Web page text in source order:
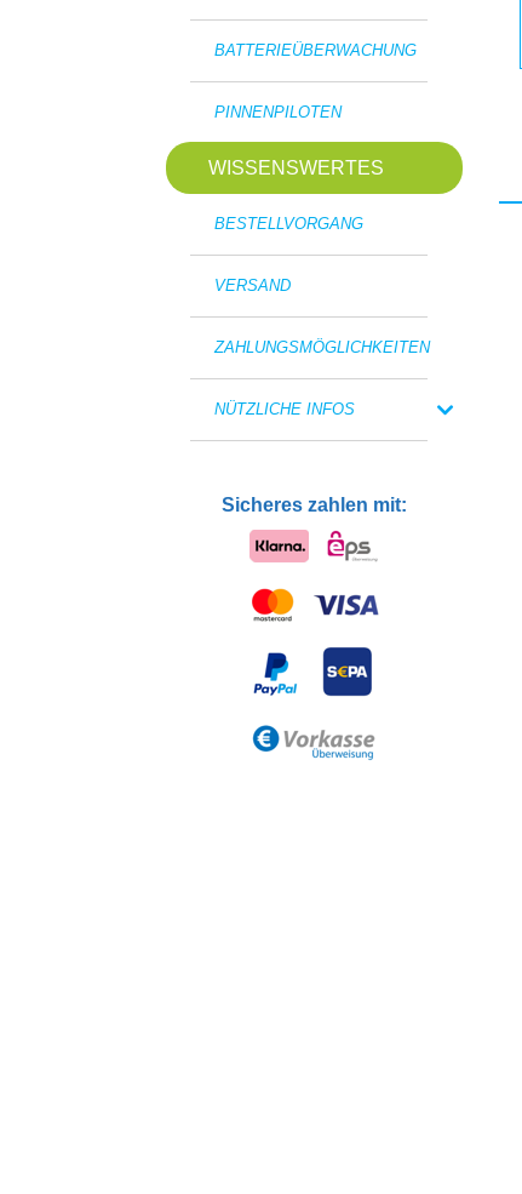
BATTERIEÜBERWACHUNG
PINNENPILOTEN
WISSENSWERTES
BESTELLVORGANG
VERSAND
ZAHLUNGSMÖGLICHKEITEN
NÜTZLICHE INFOS
Sicheres zahlen mit: